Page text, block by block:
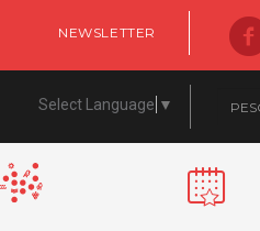
NEWSLETTER
Select Language ▼